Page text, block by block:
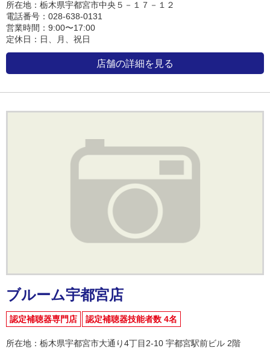
所在地：栃木県宇都宮市中央５－１７－１２
電話番号：028-638-0131
営業時間：9:00〜17:00
定休日：日、月、祝日
店舗の詳細を見る
ブルーム宇都宮店
認定補聴器専門店 認定補聴器技能者数 4名
所在地：栃木県宇都宮市大通り4丁目2-10 宇都宮駅前ビル 2階